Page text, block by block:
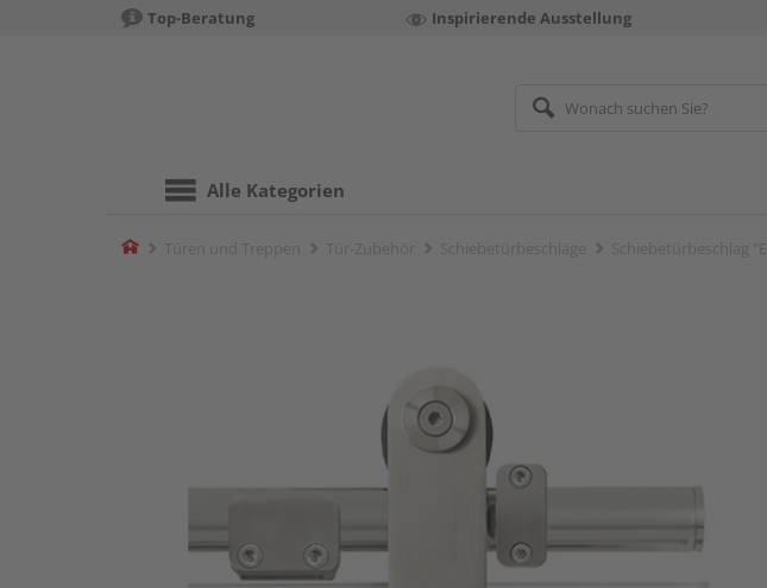
Top-Beratung Inspirierende Ausstellung
Alle Kategorien
Home